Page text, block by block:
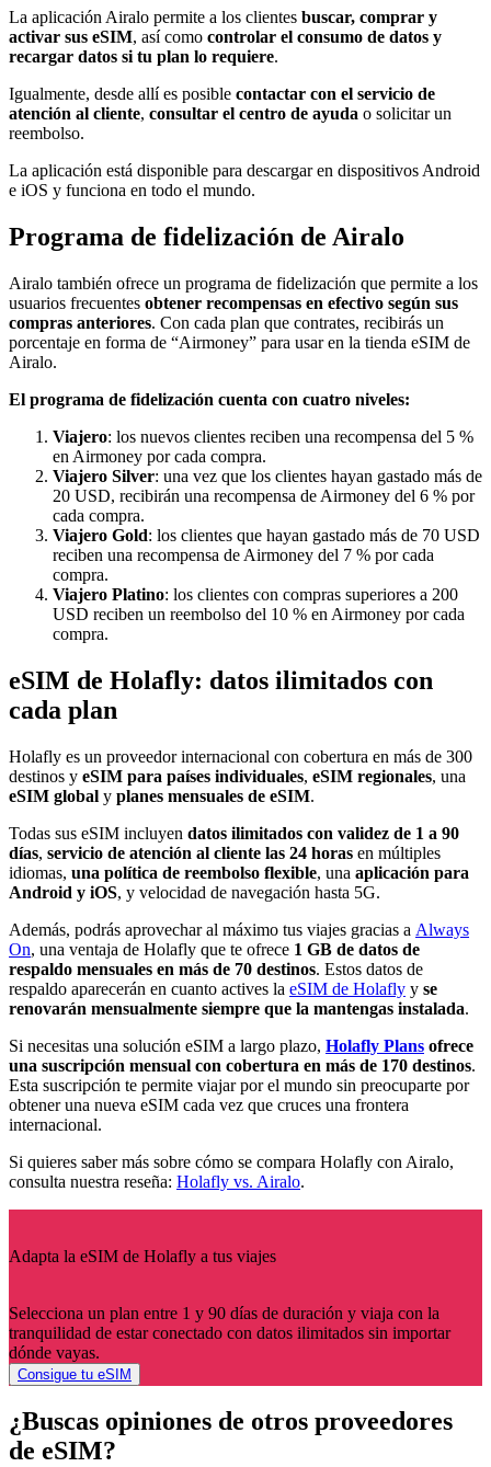
La aplicación Airalo permite a los clientes buscar, comprar y
activar sus eSIM, así como controlar el consumo de datos y
recargar datos si tu plan lo requiere.
Igualmente, desde allí es posible contactar con el servicio de
atención al cliente, consultar el centro de ayuda o solicitar un
reembolso.
La aplicación está disponible para descargar en dispositivos Android
e iOS y funciona en todo el mundo.
Programa de fidelización de Airalo
Airalo también ofrece un programa de fidelización que permite a los
usuarios frecuentes obtener recompensas en efectivo según sus
compras anteriores. Con cada plan que contrates, recibirás un
porcentaje en forma de “Airmoney” para usar en la tienda eSIM de
Airalo.
El programa de fidelización cuenta con cuatro niveles:
Viajero: los nuevos clientes reciben una recompensa del 5 %
en Airmoney por cada compra.
Viajero Silver: una vez que los clientes hayan gastado más de
20 USD, recibirán una recompensa de Airmoney del 6 % por
cada compra.
Viajero Gold: los clientes que hayan gastado más de 70 USD
reciben una recompensa de Airmoney del 7 % por cada
compra.
Viajero Platino: los clientes con compras superiores a 200
USD reciben un reembolso del 10 % en Airmoney por cada
compra.
eSIM de Holafly: datos ilimitados con
cada plan
Holafly es un proveedor internacional con cobertura en más de 300
destinos y eSIM para países individuales, eSIM regionales, una
eSIM global y planes mensuales de eSIM.
Todas sus eSIM incluyen datos ilimitados con validez de 1 a 90
días, servicio de atención al cliente las 24 horas en múltiples
idiomas, una política de reembolso flexible, una aplicación para
Android y iOS, y velocidad de navegación hasta 5G.
Además, podrás aprovechar al máximo tus viajes gracias a Always
On, una ventaja de Holafly que te ofrece 1 GB de datos de
respaldo mensuales en más de 70 destinos. Estos datos de
respaldo aparecerán en cuanto actives la eSIM de Holafly y se
renovarán mensualmente siempre que la mantengas instalada.
Si necesitas una solución eSIM a largo plazo, Holafly Plans ofrece
una suscripción mensual con cobertura en más de 170 destinos.
Esta suscripción te permite viajar por el mundo sin preocuparte por
obtener una nueva eSIM cada vez que cruces una frontera
internacional.
Si quieres saber más sobre cómo se compara Holafly con Airalo,
consulta nuestra reseña: Holafly vs. Airalo.
Adapta la eSIM de Holafly a tus viajes
Selecciona un plan entre 1 y 90 días de duración y viaja con la
tranquilidad de estar conectado con datos ilimitados sin importar
dónde vayas.
Consigue tu eSIM
¿Buscas opiniones de otros proveedores
de eSIM?